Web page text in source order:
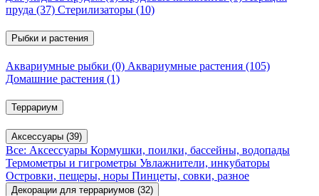
пруда (37) Стерилизаторы (10)
Рыбки и растения
Аквариумные рыбки (0) Аквариумные растения (105)
Домашние растения (1)
Террариум
Аксессуары (39)
Все: Аксессуары Кормушки, поилки, бассейны, водопады
Термометры и гигрометры Увлажнители, инкубаторы
Островки, пещеры, норы Пинцеты, совки, разное
Декорации для террариумов (32)